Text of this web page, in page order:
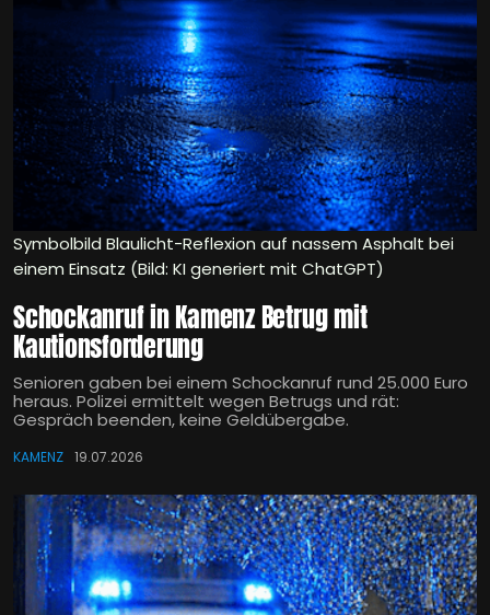
Symbolbild Blaulicht-Reflexion auf nassem Asphalt bei
einem Einsatz (Bild: KI generiert mit ChatGPT)
Schockanruf in Kamenz Betrug mit
Kautionsforderung
Senioren gaben bei einem Schockanruf rund 25.000 Euro
heraus. Polizei ermittelt wegen Betrugs und rät:
Gespräch beenden, keine Geldübergabe.
KAMENZ 19.07.2026